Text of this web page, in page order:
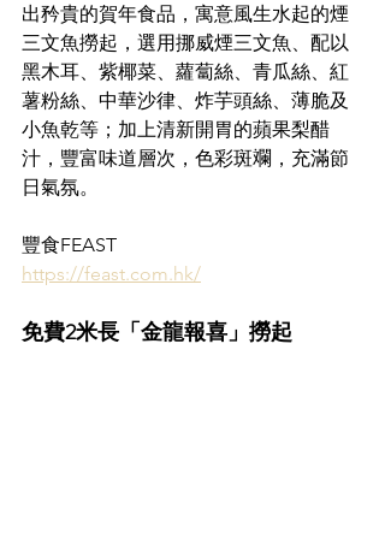
出矜貴的賀年食品，寓意風生水起的煙
三文魚撈起，選用挪威煙三文魚、配以
黑木耳、紫椰菜、蘿蔔絲、青瓜絲、紅
薯粉絲、中華沙律、炸芋頭絲、薄脆及
小魚乾等；加上清新開胃的蘋果梨醋
汁，豐富味道層次，色彩斑斕，充滿節
日氣氛。
豐食FEAST
https://feast.com.hk/
免費2米長「金龍報喜」撈起